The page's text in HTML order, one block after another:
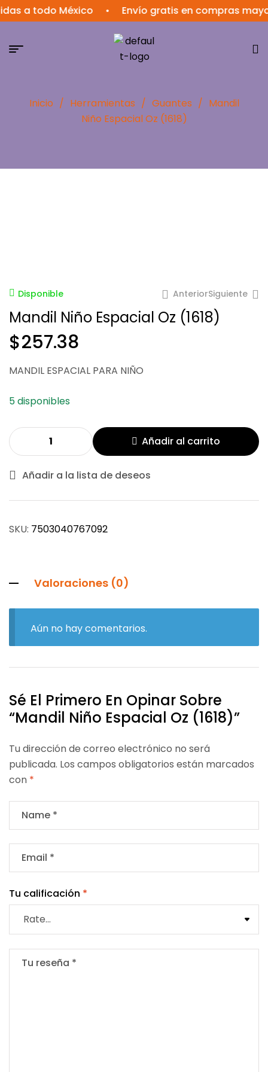
todo México • Envío gratis en compras mayores a
Inicio / Herramientas / Guantes / Mandil
Niño Espacial Oz (1618)
Disponible AnteriorSiguiente
Mandil Niño Espacial Oz (1618)
$257.38
MANDIL ESPACIAL PARA NIÑO
5 disponibles
Añadir al carrito
Añadir a la lista de deseos
SKU: 7503040767092
Valoraciones (0)
Aún no hay comentarios.
Sé El Primero En Opinar Sobre
“Mandil Niño Espacial Oz (1618)”
Tu dirección de correo electrónico no será
publicada. Los campos obligatorios están marcados
con *
Tu calificación *